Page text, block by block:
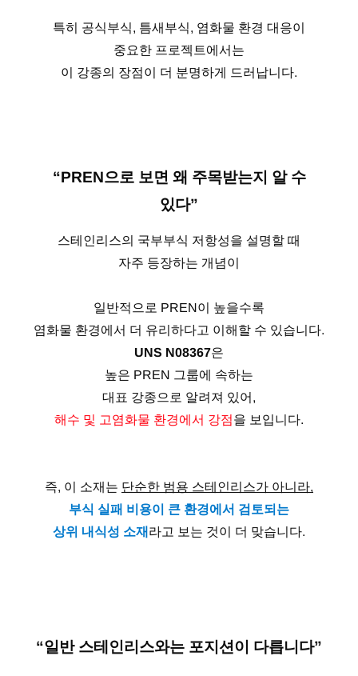
특히 공식부식, 틈새부식, 염화물 환경 대응이
중요한 프로젝트에서는
이 강종의 장점이 더 분명하게 드러납니다.
“PREN으로 보면 왜 주목받는지 알 수
있다”
스테인리스의 국부부식 저항성을 설명할 때
자주 등장하는 개념이
일반적으로 PREN이 높을수록
염화물 환경에서 더 유리하다고 이해할 수 있습니다.
UNS N08367은
높은 PREN 그룹에 속하는
대표 강종으로 알려져 있어,
해수 및 고염화물 환경에서 강점을 보입니다.
즉, 이 소재는 단순한 범용 스테인리스가 아니라,
부식 실패 비용이 큰 환경에서 검토되는
상위 내식성 소재 라고 보는 것이 더 맞습니다.
“일반 스테인리스와는 포지션이 다릅니다”